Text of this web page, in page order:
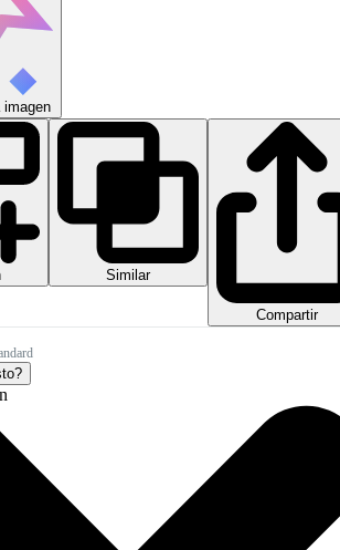
imagen
Similar
Compartir